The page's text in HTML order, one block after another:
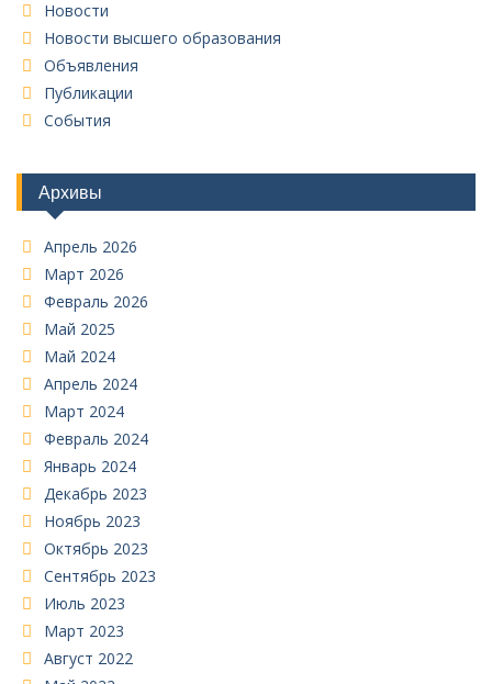
Новости
Новости высшего образования
Объявления
Публикации
События
Архивы
Апрель 2026
Март 2026
Февраль 2026
Май 2025
Май 2024
Апрель 2024
Март 2024
Февраль 2024
Январь 2024
Декабрь 2023
Ноябрь 2023
Октябрь 2023
Сентябрь 2023
Июль 2023
Март 2023
Август 2022